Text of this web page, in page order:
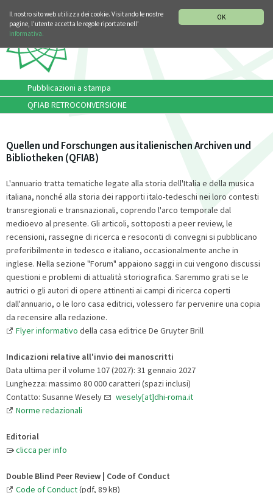
OK
Il nostro sito web utilizza dei cookie. Visitando le nostre
pagine, l’utente accetta le regole riportate nell’
informativa.
Pubblicazioni a stampa
QFIAB RETROCONVERSIONE
Quellen und Forschungen aus italienischen Archiven und
Bibliotheken (QFIAB)
L'annuario tratta tematiche legate alla storia dell'Italia e della musica
italiana, nonché alla storia dei rapporti italo-tedeschi nei loro contesti
transregionali e transnazionali, coprendo l'arco temporale dal
medioevo al presente. Gli articoli, sottoposti a peer review, le
recensioni, rassegne di ricerca e resoconti di convegni si pubblicano
preferibilmente in tedesco e italiano, occasionalmente anche in
inglese. Nella sezione "Forum" appaiono saggi in cui vengono discussi
questioni e problemi di attualità storiografica. Saremmo grati se le
autrici o gli autori di opere attinenti ai campi di ricerca coperti
dall'annuario, o le loro casa editrici, volessero far pervenire una copia
da recensire alla redazione.
Flyer informativo della casa editrice De Gruyter Brill
Indicazioni relative all'invio dei manoscritti
Data ultima per il volume 107 (2027): 31 gennaio 2027
Lunghezza: massimo 80 000 caratteri (spazi inclusi)
Contatto: Susanne Wesely
wesely[at]dhi-roma.it
Norme redazionali
Editorial
clicca per info
Double Blind Peer Review | Code of Conduct
Code of Conduct(pdf, 89 kB)